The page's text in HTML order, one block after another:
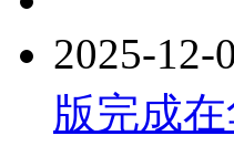
2025-12-
版完成